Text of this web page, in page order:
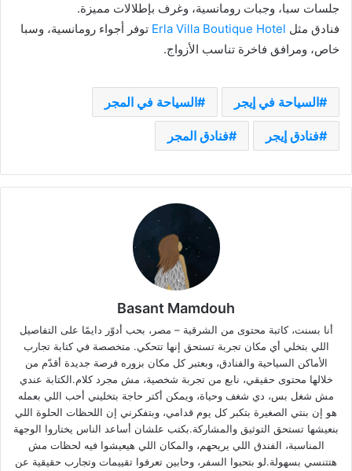
جلسات سبا، وجبات رومانسية، وغرف بإطلالات مميزة.
فنادق مثل Erla Villa Boutique Hotel توفر أجواء رومانسية، وسبا
خاص، ومرافق فاخرة تناسب الأزواج.
السياحة في إيجر السياحة في المجر
فنادق إيجر فنادق المجر
Basant Mamdouh
أنا بسنت، كاتبة محتوى من الشرقية – مصر، بحب أدوّر دايمًا على التفاصيل
اللي بتخلي أي مكان تجربة تستحق إنها تتحكي. متخصصة في كتابة تجارب
الأماكن السياحية والفنادق، وبعتبر كل مكان بزوره فرصة جديدة أقدّم من
خلالها محتوى حقيقي، نابع من تجربة شخصية، مش مجرد كلام.الكتابة عندي
مش شغل بس، دي شغف وحياة، ويمكن أكتر حاجة بتخليني أحب اللي بعمله
هو إن بنتي الصغيرة بتكبر كل يوم قدامي، وبتفكرني إن اللحظات الحلوة اللي
بنعيشها تستحق التوثيق والمشاركة.بكتب علشان أساعد الناس يختاروا الوجهة
المناسبة، الفندق اللي يريحهم، والمكان اللي هيعيشوا فيه لحظات مش
هتتنسي بسهولة.لو بتحبوا السفر، وحابين تعرفوا تقييمات وتجارب حقيقية عن